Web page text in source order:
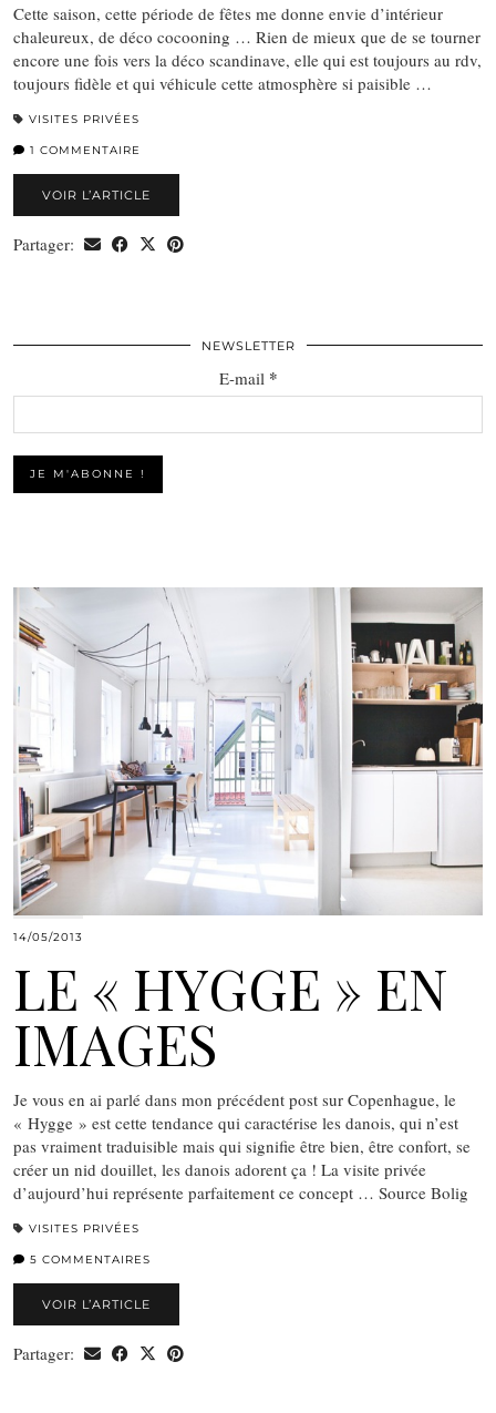
Cette saison, cette période de fêtes me donne envie d’intérieur
chaleureux, de déco cocooning … Rien de mieux que de se tourner
encore une fois vers la déco scandinave, elle qui est toujours au rdv,
toujours fidèle et qui véhicule cette atmosphère si paisible …
VISITES PRIVÉES
1 COMMENTAIRE
VOIR L’ARTICLE
Partager:
NEWSLETTER
E-mail *
14/05/2013
LE « HYGGE » EN
IMAGES
Je vous en ai parlé dans mon précédent post sur Copenhague, le
« Hygge » est cette tendance qui caractérise les danois, qui n’est
pas vraiment traduisible mais qui signifie être bien, être confort, se
créer un nid douillet, les danois adorent ça ! La visite privée
d’aujourd’hui représente parfaitement ce concept … Source Bolig
VISITES PRIVÉES
5 COMMENTAIRES
VOIR L’ARTICLE
Partager: